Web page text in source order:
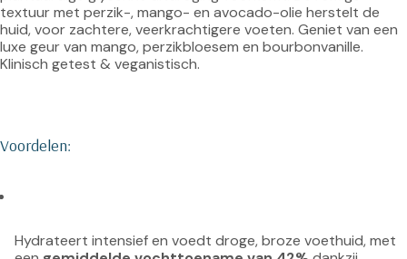
textuur met perzik-, mango- en avocado-olie herstelt de
huid, voor zachtere, veerkrachtigere voeten. Geniet van een
luxe geur van mango, perzikbloesem en bourbonvanille.
Klinisch getest & veganistisch.
Voordelen:
Hydrateert intensief en voedt droge, broze voethuid, met